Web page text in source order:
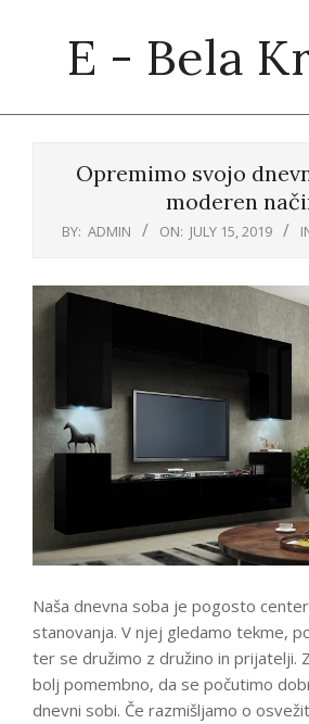
E - Bela
Opremimo svojo
moderen
BY: ADMIN ON: JULY 15, 2019
Naša dnevna soba je pogosto
stanovanja. V njej gledamo tekme,
ter se družimo z družino in prijatelji.
bolj pomembno, da se počutimo
dnevni sobi. Če razmišljamo o